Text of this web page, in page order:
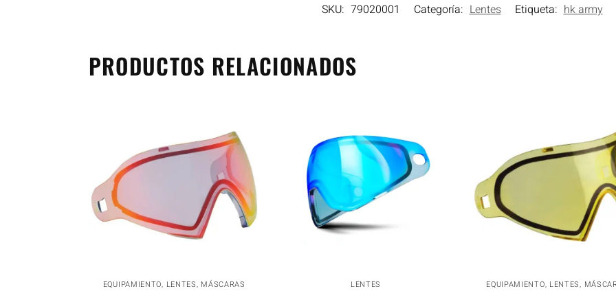
SKU: 79020001 Categoría: Lentes Etiqueta: hk army
PRODUCTOS RELACIONADOS
EQUIPAMIENTO, LENTES, MÁSCARAS LENTES EQUIPAMIENTO, LENTES,